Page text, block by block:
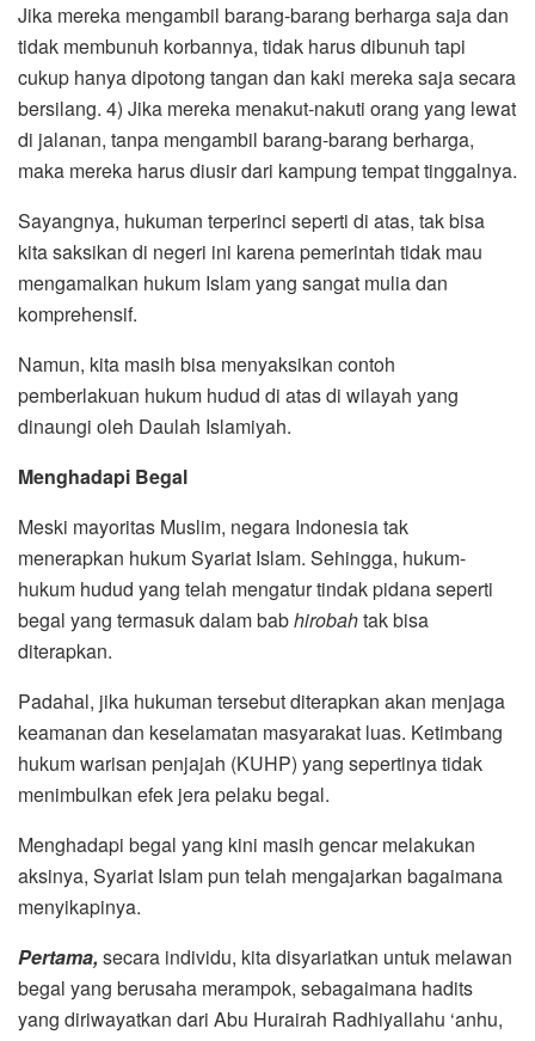
Jika mereka mengambil barang-barang berharga saja dan
tidak membunuh korbannya, tidak harus dibunuh tapi
cukup hanya dipotong tangan dan kaki mereka saja secara
bersilang. 4) Jika mereka menakut-nakuti orang yang lewat
di jalanan, tanpa mengambil barang-barang berharga,
maka mereka harus diusir dari kampung tempat tinggalnya.
Sayangnya, hukuman terperinci seperti di atas, tak bisa
kita saksikan di negeri ini karena pemerintah tidak mau
mengamalkan hukum Islam yang sangat mulia dan
komprehensif.
Namun, kita masih bisa menyaksikan contoh
pemberlakuan hukum hudud di atas di wilayah yang
dinaungi oleh Daulah Islamiyah.
Menghadapi Begal
Meski mayoritas Muslim, negara Indonesia tak
menerapkan hukum Syariat Islam. Sehingga, hukum-
hukum hudud yang telah mengatur tindak pidana seperti
begal yang termasuk dalam babhirobahtak bisa
diterapkan.
Padahal, jika hukuman tersebut diterapkan akan menjaga
keamanan dan keselamatan masyarakat luas. Ketimbang
hukum warisan penjajah (KUHP) yang sepertinya tidak
menimbulkan efek jera pelaku begal.
Menghadapi begal yang kini masih gencar melakukan
aksinya, Syariat Islam pun telah mengajarkan bagaimana
menyikapinya.
Pertama, secara individu, kita disyariatkan untuk melawan
begal yang berusaha merampok, sebagaimana hadits
yang diriwayatkan dari Abu Hurairah Radhiyallahu ‘anhu,